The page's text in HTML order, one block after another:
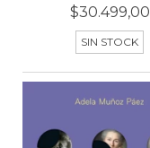
$30.499,00
SIN STOCK